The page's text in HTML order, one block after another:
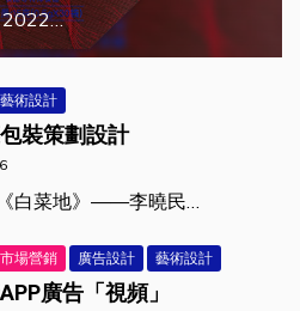
2022…
藝術設計
裝策劃設計
白菜地》——李曉民…
市場營銷 廣告設計 藝術設計
廣告「視頻」